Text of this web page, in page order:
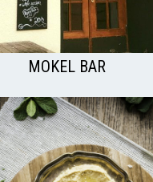
MOKEL BAR